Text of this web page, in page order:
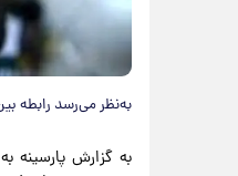
به‌نظر می‌رسد رابطه
به گزارش پارسینه